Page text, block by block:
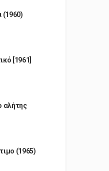
(1960)
[1961]
αλήτης
(1965)